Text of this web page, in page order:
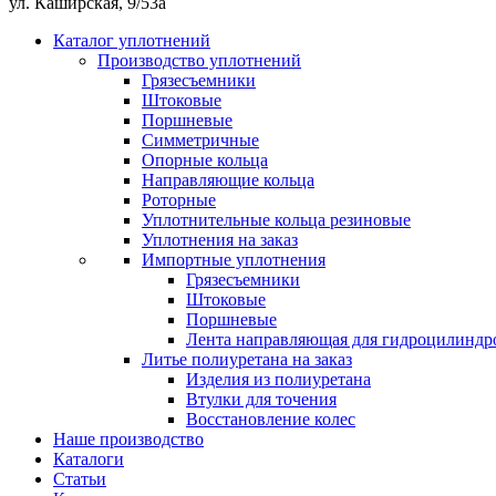
Каталог уплотнений
Производство уплотнений
Грязесъемники
Штоковые
Поршневые
Симметричные
Опорные кольца
Направляющие кольца
Роторные
Уплотнительные кольца резиновые
Уплотнения на заказ
Импортные уплотнения
Грязесъемники
Штоковые
Поршневые
Лента направляющая для
Литье полиуретана на заказ
Изделия из полиуретана
Втулки для точения
Восстановление колес
Наше производство
Каталоги
Статьи